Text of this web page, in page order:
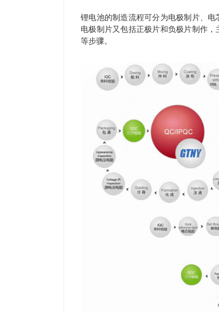
锂电池的制造流程可分为电极制片、
电极制片又包括正极片和负极片制作
等步骤。